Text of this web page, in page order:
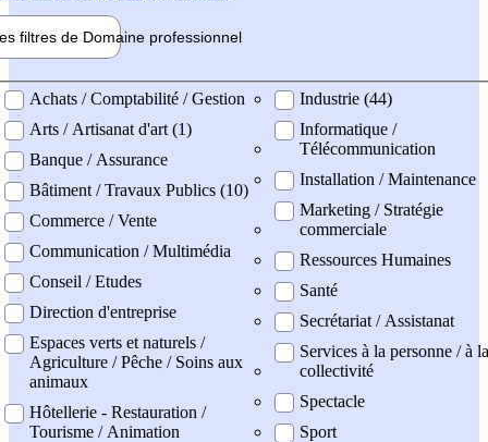
filtres de Domaine professionnel
professionel
Achats / Comptabilité / Gestion
Arts / Artisanat d'art (1)
Banque / Assurance
Bâtiment / Travaux Publics (10)
Commerce / Vente
Communication / Multimédia
Conseil / Etudes
Direction d'entreprise
Espaces verts et naturels /
Agriculture / Pêche / Soins aux
animaux
Hôtellerie - Restauration /
Tourisme / Animation
Industrie (44)
Informatique /
Télécommunication
Installation / Maintenance
Marketing / Stratégie
commerciale
Ressources Humaines
Santé
Secrétariat / Assistanat
Services à la personne / à la
collectivité
Spectacle
Sport